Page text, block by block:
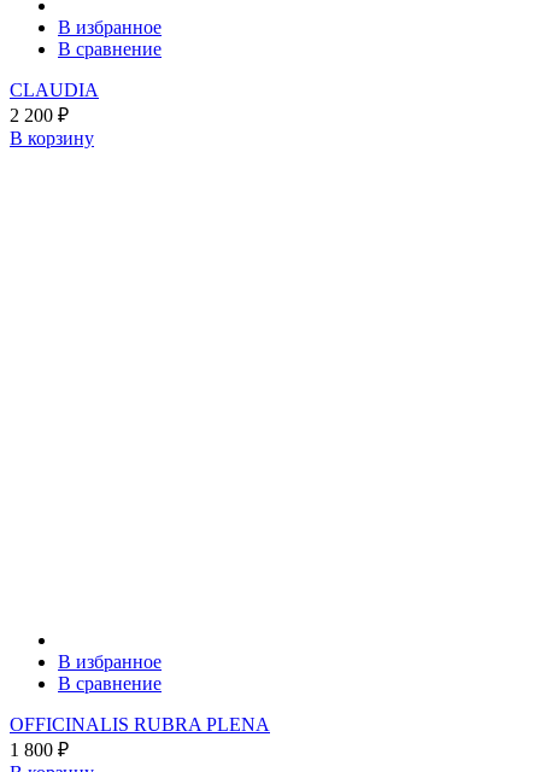
В избранное
В сравнение
CLAUDIA
2 200 ₽
В корзину
В избранное
В сравнение
OFFICINALIS RUBRA PLENA
1 800 ₽